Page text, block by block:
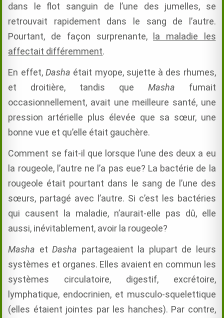
dans le flot sanguin de l’une des jumelles, se
retrouvait rapidement dans le sang de l’autre.
Pourtant, de façon surprenante,
la maladie les
affectait différemment.
En effet, Dasha était myope, sujette à des rhumes,
et droitière, tandis que Masha fumait
occasionnellement, avait une meilleure santé, une
pression artérielle plus élevée que sa sœur, une
bonne vue et qu’elle était gauchère.
Comment se fait-il que lorsque l’une des deux a eu
la rougeole, l’autre ne l’a pas eue? La bactérie de la
rougeole était pourtant dans le sang de l’une des
sœurs, partagé avec l’autre. Si c’est les bactéries
qui causent la maladie, n’aurait-elle pas dû, elle
aussi, inévitablement, avoir la rougeole?
Masha etDasha partageaient la plupart de leurs
systèmes et organes. Elles avaient en commun les
systèmes circulatoire, digestif, excrétoire,
lymphatique, endocrinien, et musculo-squelettique
(elles étaient jointes par les hanches). Par contre,